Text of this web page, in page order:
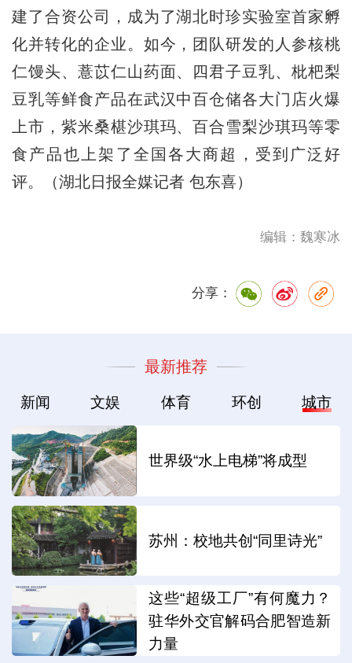
建了合资公司，成为了湖北时珍实验室首家孵
化并转化的企业。如今，团队研发的人参核桃
仁馒头、薏苡仁山药面、四君子豆乳、枇杷梨
豆乳等鲜食产品在武汉中百仓储各大门店火爆
上市，紫米桑椹沙琪玛、百合雪梨沙琪玛等零
食产品也上架了全国各大商超，受到广泛好
评。（湖北日报全媒记者 包东喜）
编辑：魏寒冰
分享：
最新推荐
新闻 文娱 体育 环创 城市
世界级“水上电梯”将成型
苏州：校地共创“同里诗光”
这些“超级工厂”有何魔力？
驻华外交官解码合肥智造新
力量